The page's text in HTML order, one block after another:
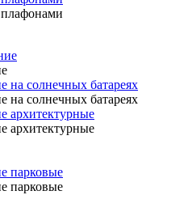
на солнечных батареях
на солнечных батареях
архитектурные
архитектурные
парковые
парковые